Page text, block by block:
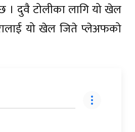
। दुवै टोलीका लागि यो खेल
यो खेल जिते प्लेअफको